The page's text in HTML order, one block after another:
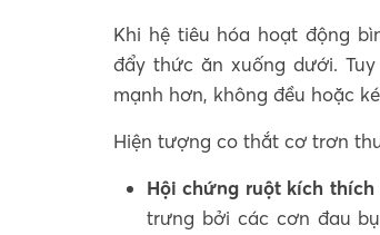
Khi hệ tiêu hóa hoạt động
đẩy thức ăn xuống dưới.
mạnh hơn, không đều hoặc
Hiện tượng co thắt cơ trơn
Hội chứng ruột kích thích
trưng bởi các cơn đau